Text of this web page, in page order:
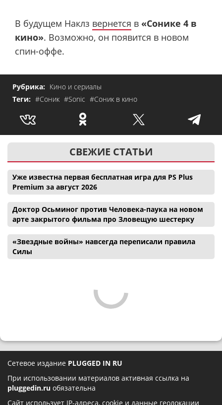
В будущем Наклз вернется в «Сонике 4 в
кино». Возможно, он появится в новом
спин-оффе.
Рубрика: Кино и сериалы
Теги: #Соник #Sonic #Соник в кино
СВЕЖИЕ СТАТЬИ
Уже известна первая бесплатная игра для PS Plus
Premium за август 2026
Доктор Осьминог против Человека-паука на новом
арте закрытого фильма про Зловещую шестерку
«Звездные войны» навсегда переписали правила
Силы
Сетевое издание PLUGGED IN RU
При использовании материалов активная ссылка на
pluggedin.ru обязательна
Сайт использует IP-адреса, cookie и данные геолокации